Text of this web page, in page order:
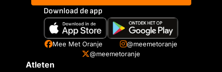
Download de app
Mee Met Oranje
@meemetoranje
@meemetoranje
Atleten